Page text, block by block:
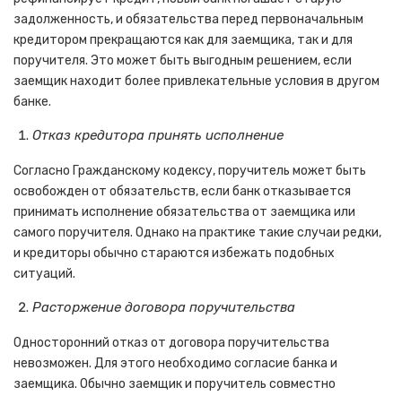
задолженность, и обязательства перед первоначальным
кредитором прекращаются как для заемщика, так и для
поручителя. Это может быть выгодным решением, если
заемщик находит более привлекательные условия в другом
банке.
Отказ кредитора принять исполнение
Согласно Гражданскому кодексу, поручитель может быть
освобожден от обязательств, если банк отказывается
принимать исполнение обязательства от заемщика или
самого поручителя. Однако на практике такие случаи редки,
и кредиторы обычно стараются избежать подобных
ситуаций.
Расторжение договора поручительства
Односторонний отказ от договора поручительства
невозможен. Для этого необходимо согласие банка и
заемщика. Обычно заемщик и поручитель совместно